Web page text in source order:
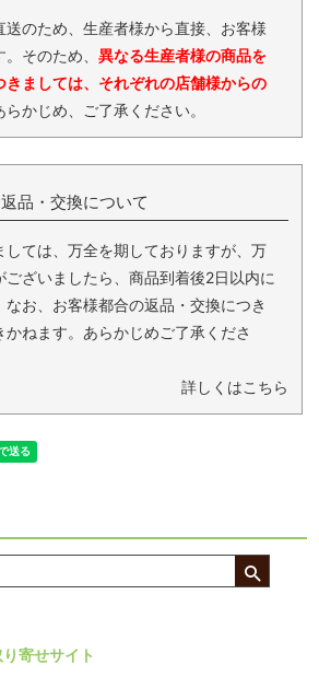
送のため、生産者様から直接、お客様
そのため、 異なる生産者様の商品を
きましては、それぞれの店舗様からの
らかじめ、ご了承ください。
返品・交換について
しては、万全を期しておりますが、万
ざいましたら、商品到着後2日以内に
なお、お客様都合の返品・交換につき
かねます。あらかじめご了承くださ
詳しくはこちら
寄せサイト